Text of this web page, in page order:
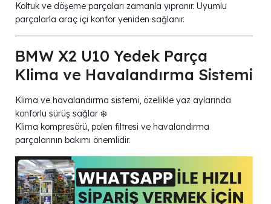
Koltuk ve döşeme parçaları zamanla yıpranır. Uyumlu
parçalarla araç içi konfor yeniden sağlanır.
BMW X2 U10 Yedek Parça
Klima ve Havalandırma Sistemi
Klima ve havalandırma sistemi, özellikle yaz aylarında
konforlu sürüş sağlar ❄️
Klima kompresörü, polen filtresi ve havalandırma
parçalarının bakımı önemlidir.